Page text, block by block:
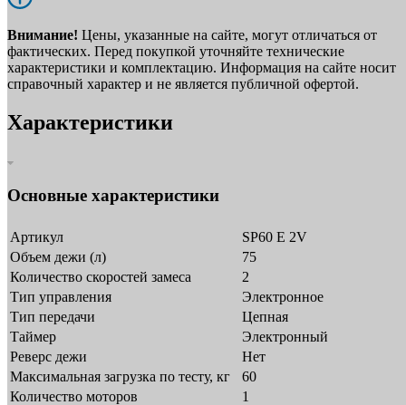
Внимание! Цены, указанные на сайте, могут отличаться от
фактических. Перед покупкой уточняйте технические
характеристики и комплектацию. Информация на сайте носит
справочный характер и не является публичной офертой.
Характеристики
Основные характеристики
Артикул
SP60 E 2V
Объем дежи (л)
75
Количество скоростей замеса
2
Тип управления
Электронное
Тип передачи
Цепная
Таймер
Электронный
Реверс дежи
Нет
Максимальная загрузка по тесту, кг
60
Количество моторов
1